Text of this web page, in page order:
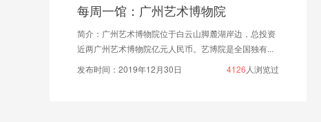
每周一馆：广州艺术博物院
简介：广州艺术博物院位于白云山脚麓湖岸边，总投资
近两广州艺术博物院亿元人民币。艺博院是全国独有...
发布时间：2019年12月30日
4126 人浏览过